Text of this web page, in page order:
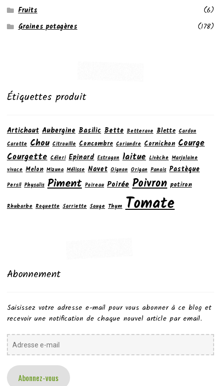
Fruits
(6)
Graines potagères
(178)
Étiquettes produit
Artichaut Aubergine Basilic Bette Betterave Blette Cardon
Carotte Chou Citrouille Concombre Coriandre Cornichon Courge
Courgette Céleri Epinard Estragon laitue Livèche Marjolaine
vivace Melon Mizuna Mélisse Navet Oignon Origan Panais Pastèque
Persil Physalis Piment Poireau Poirée Poivron potiron
Rhubarbe Roquette Sarriette Sauge Thym Tomate
Abonnement
Saisissez votre adresse e-mail pour vous abonner à ce blog et
recevoir une notification de chaque nouvel article par email.
Adresse
e-
Abonnez-vous